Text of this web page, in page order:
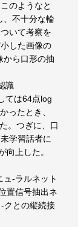
のようなと
、不十分な輪
いて考察を
した画像の
から口形の抽
識
ては64点log
ったとき、
。つぎに、口
学習話者に
向上した。
-ラルネット
置信号抽出ネ
クとの縦続接